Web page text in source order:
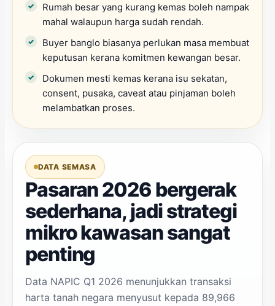
Rumah besar yang kurang kemas boleh nampak
mahal walaupun harga sudah rendah.
Buyer banglo biasanya perlukan masa membuat
keputusan kerana komitmen kewangan besar.
Dokumen mesti kemas kerana isu sekatan,
consent, pusaka, caveat atau pinjaman boleh
melambatkan proses.
DATA SEMASA
Pasaran 2026 bergerak
sederhana, jadi strategi
mikro kawasan sangat
penting
Data NAPIC Q1 2026 menunjukkan transaksi
harta tanah negara menyusut kepada 89,966